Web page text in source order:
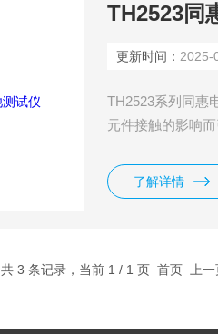
TH2523同
更新时间： 2025-
TH2523系列同惠
元件接触的影响
池组到纽扣电池
试速度更是能达到
了解详情
共 3 条记录，当前 1 / 1 页 首页 上